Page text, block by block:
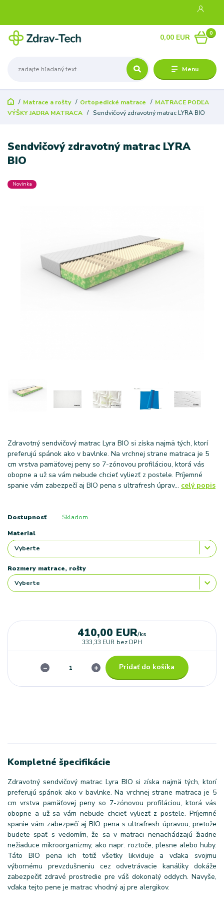
Menu
0
0,00 EUR
Matrace a rošty Ortopedické matrace
MATRACE PODĽA
VÝŠKY JADRA MATRACA
Sendvičový zdravotný matrac LYRA BIO
Sendvičový zdravotný matrac LYRA
BIO
Novinka
Zdravotný sendvičový matrac Lyra BIO si získa najmä tých, ktorí
preferujú spánok ako v bavlnke. Na vrchnej strane matraca je 5
cm vrstva pamäťovej peny so 7-zónovou profiláciou, ktorá vás
obopne a už sa vám nebude chcieť vyliezť z postele. Príjemné
spanie vám zabezpečí aj BIO pena s ultrafresh úprav... celý popis
Dostupnosť Skladom
Material
Rozmery matrace, rošty
410,00 EUR/ks
333,33 EUR bez DPH
Pridať do košíka
Kompletné špecifikácie
Zdravotný sendvičový matrac Lyra BIO si získa najmä tých, ktorí
preferujú spánok ako v bavlnke. Na vrchnej strane matraca je 5
cm vrstva pamäťovej peny so 7-zónovou profiláciou, ktorá vás
obopne a už sa vám nebude chcieť vyliezť z postele. Príjemné
spanie vám zabezpečí aj BIO pena s ultrafresh úpravou, pretože
budete spať s vedomím, že sa v matraci nenachádzajú žiadne
nežiaduce mikroorganizmy, ako napr. roztoče, plesne alebo huby.
Táto BIO pena ich totiž všetky likviduje a vďaka svojmu
výbornému prevzdušneniu cez odvetrávacie kanáliky dokáže
zabezpečiť zdravé prostredie pre váš dokonalý oddych. Navyše,
vďaka tejto pene je matrac vhodný aj pre alergikov.